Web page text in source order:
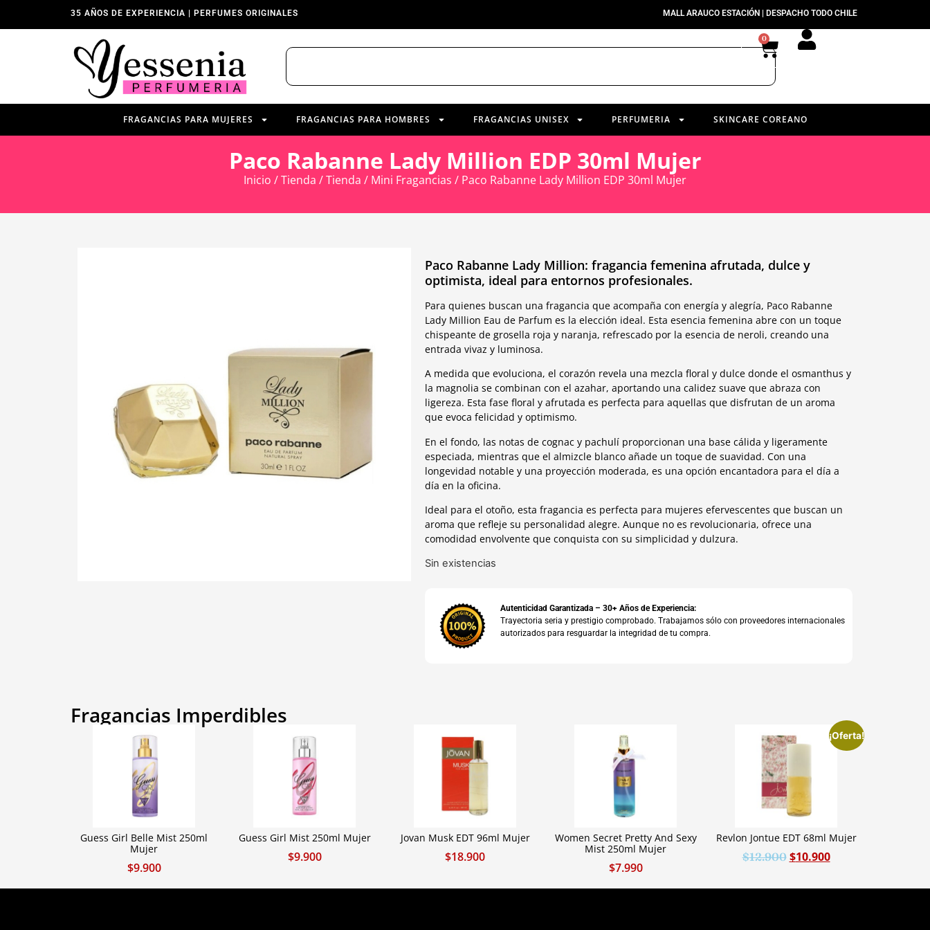
35 AÑOS DE EXPERIENCIA | PERFUMES ORIGINALES MALL ARAUCO ESTACIÓN | DESPACHO TODO CHILE
0
FRAGANCIAS PARA MUJERES FRAGANCIAS PARA HOMBRES FRAGANCIAS UNISEX PERFUMERIA SKINCARE COREANO
Paco Rabanne Lady Million EDP 30ml Mujer
Inicio /Tienda /Tienda / Mini Fragancias / Paco Rabanne Lady Million EDP 30ml Mujer
Paco Rabanne Lady Million: fragancia femenina afrutada, dulce y
optimista, ideal para entornos profesionales.
Para quienes buscan una fragancia que acompaña con energía y alegría, Paco Rabanne
Lady Million Eau de Parfum es la elección ideal. Esta esencia femenina abre con un toque
chispeante de grosella roja y naranja, refrescado por la esencia de neroli, creando una
entrada vivaz y luminosa.
A medida que evoluciona, el corazón revela una mezcla floral y dulce donde el osmanthus y
la magnolia se combinan con el azahar, aportando una calidez suave que abraza con
ligereza. Esta fase floral y afrutada es perfecta para aquellas que disfrutan de un aroma
que evoca felicidad y optimismo.
En el fondo, las notas de cognac y pachulí proporcionan una base cálida y ligeramente
especiada, mientras que el almizcle blanco añade un toque de suavidad. Con una
longevidad notable y una proyección moderada, es una opción encantadora para el día a
día en la oficina.
Ideal para el otoño, esta fragancia es perfecta para mujeres efervescentes que buscan un
aroma que refleje su personalidad alegre. Aunque no es revolucionaria, ofrece una
comodidad envolvente que conquista con su simplicidad y dulzura.
Sin existencias
Autenticidad Garantizada – 30+ Años de Experiencia:
Trayectoria seria y prestigio comprobado. Trabajamos sólo con proveedores internacionales
autorizados para resguardar la integridad de tu compra.
Fragancias Imperdibles
Guess Girl Belle Mist 250ml
Mujer
$9.900
Guess Girl Mist 250ml Mujer
$9.900
Jovan Musk EDT 96ml Mujer
$18.900
Women Secret Pretty And Sexy
Mist 250ml Mujer
$7.990
¡Oferta!
Revlon Jontue EDT 68ml Mujer
$12.900 $10.900